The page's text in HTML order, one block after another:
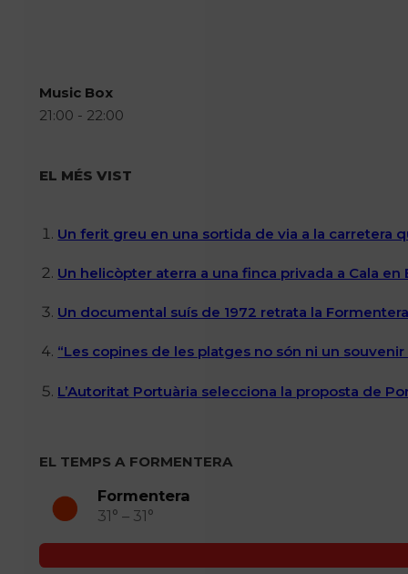
Music Box
21:00 - 22:00
EL MÉS VIST
Un ferit greu en una sortida de via a la carretera
Un helicòpter aterra a una finca privada a Cala
Un documental suís de 1972 retrata la
“Les copines de les platges no són ni un
L’Autoritat Portuària selecciona la proposta de
EL TEMPS A FORMENTERA
Formentera
31° – 31°